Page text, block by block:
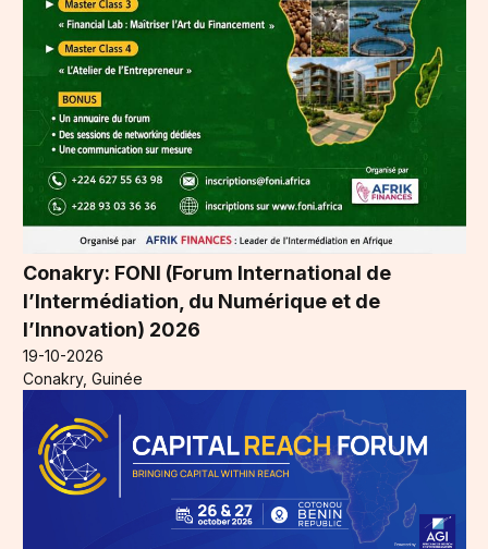
Conakry: FONI (Forum International de
l’Intermédiation, du Numérique et de
l’Innovation) 2026
19-10-2026
Conakry, Guinée